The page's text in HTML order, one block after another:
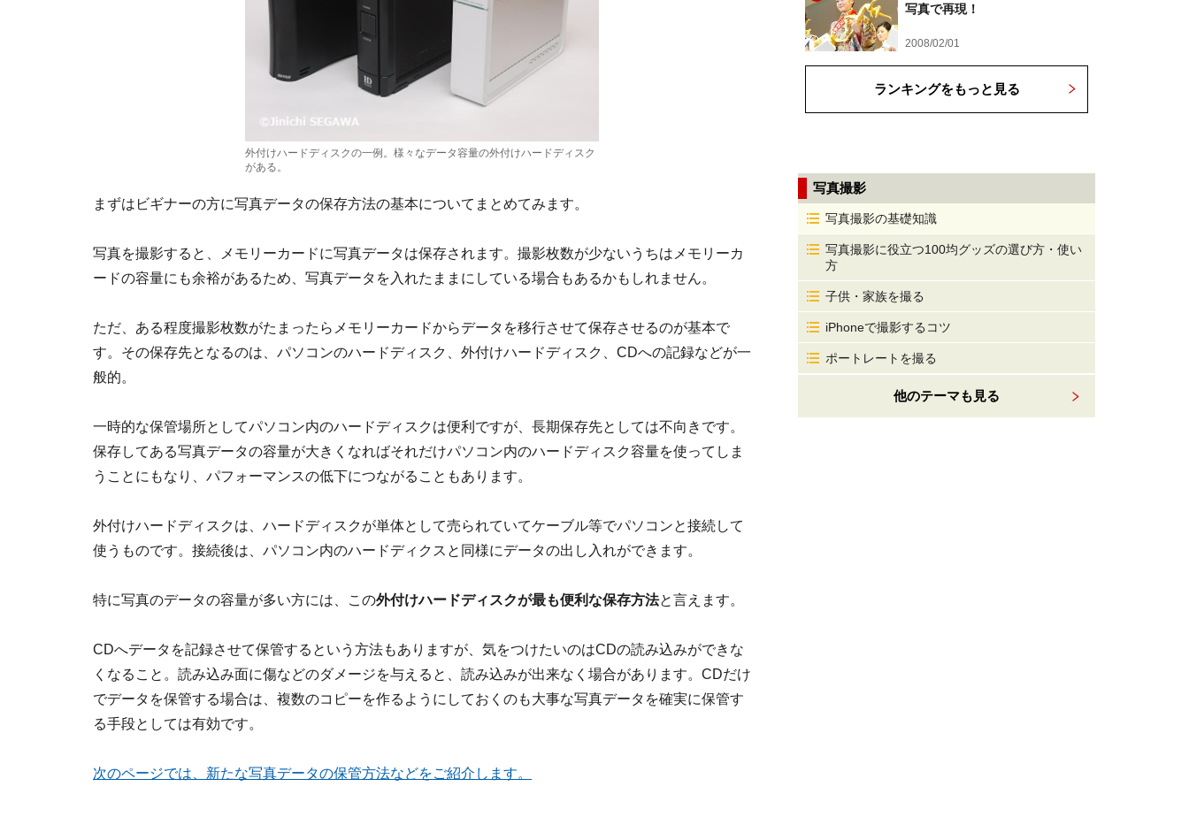
外付けハードディスクの一例。様々なデータ容量の外付けハードディスク
がある。
まずはビギナーの方に写真データの保存方法の基本についてまとめてみます。
写真を撮影すると、メモリーカードに写真データは保存されます。撮影枚数が少ないうちはメモリーカ
ードの容量にも余裕があるため、写真データを入れたままにしている場合もあるかもしれません。
ただ、ある程度撮影枚数がたまったらメモリーカードからデータを移行させて保存させるのが基本で
す。その保存先となるのは、パソコンのハードディスク、外付けハードディスク、CDへの記録などが一
般的。
一時的な保管場所としてパソコン内のハードディスクは便利ですが、長期保存先としては不向きです。
保存してある写真データの容量が大きくなればそれだけパソコン内のハードディスク容量を使ってしま
うことにもなり、パフォーマンスの低下につながることもあります。
外付けハードディスクは、ハードディスクが単体として売られていてケーブル等でパソコンと接続して
使うものです。接続後は、パソコン内のハードディクスと同様にデータの出し入れができます。
特に写真のデータの容量が多い方には、この外付けハードディスクが最も便利な保存方法と言えます。
CDへデータを記録させて保管するという方法もありますが、気をつけたいのはCDの読み込みができな
くなること。読み込み面に傷などのダメージを与えると、読み込みが出来なく場合があります。CDだけ
でデータを保管する場合は、複数のコピーを作るようにしておくのも大事な写真データを確実に保管す
る手段としては有効です。
次のページでは、新たな写真データの保管方法などをご紹介します。
写真で再現！
2008/02/01
ランキングをもっと見る
写真撮影
写真撮影の基礎知識
写真撮影に役立つ100均グッズの選び方・使い
方
子供・家族を撮る
iPhoneで撮影するコツ
ポートレートを撮る
他のテーマも見る